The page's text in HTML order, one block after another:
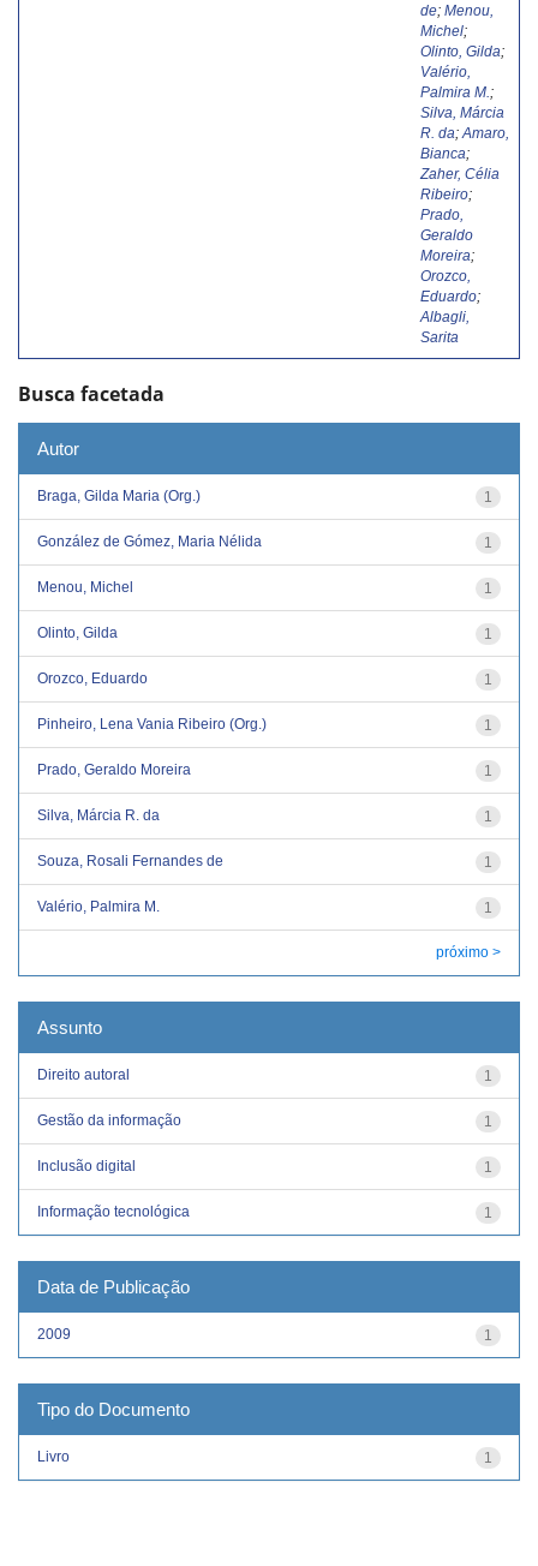
de; Menou,
Michel;
Olinto, Gilda;
Valério,
Palmira M. ;
Silva, Márcia
R. da; Amaro,
Bianca;
Zaher, Célia
Ribeiro;
Prado,
Geraldo
Moreira;
Orozco,
Eduardo;
Albagli,
Sarita
Busca facetada
Autor
1
Braga, Gilda Maria (Org.)
1
González de Gómez, Maria Nélida
1
Menou, Michel
1
Olinto, Gilda
1
Orozco, Eduardo
1
Pinheiro, Lena Vania Ribeiro (Org.)
1
Prado, Geraldo Moreira
1
Silva, Márcia R. da
1
Souza, Rosali Fernandes de
1
Valério, Palmira M.
próximo >
Assunto
1
Direito autoral
1
Gestão da informação
1
Inclusão digital
1
Informação tecnológica
Data de Publicação
1
2009
Tipo do Documento
1
Livro